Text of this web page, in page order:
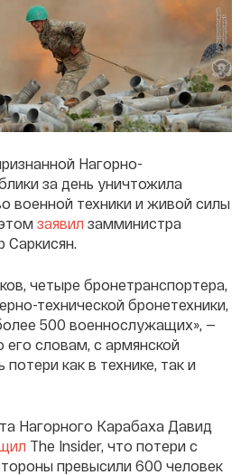
Нагорно-
за день уничтожила
военной техники и живой силы
заявил замминистра
четыре бронетранспортера,
технической бронетехники,
500 военнослужащих», —
его словам, с армянской
как в технике, так и
Нагорного Карабаха Давид
The Insider, что потери с
превысили 600 человек